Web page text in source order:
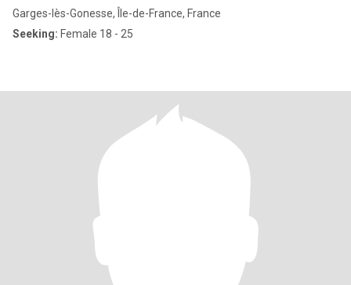
Garges-lès-Gonesse, Île-de-France, France
Seeking: Female 18 - 25